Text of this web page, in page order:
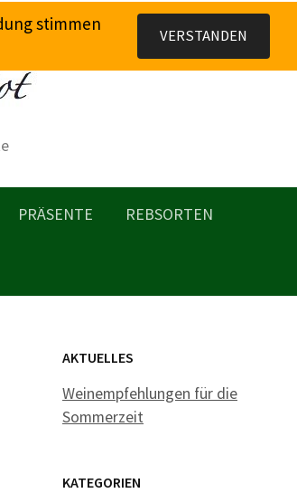
PRÄSENTE REBSORTEN
AKTUELLES
Weinempfehlungen für die
Sommerzeit
KATEGORIEN
stimmen
VERSTANDEN